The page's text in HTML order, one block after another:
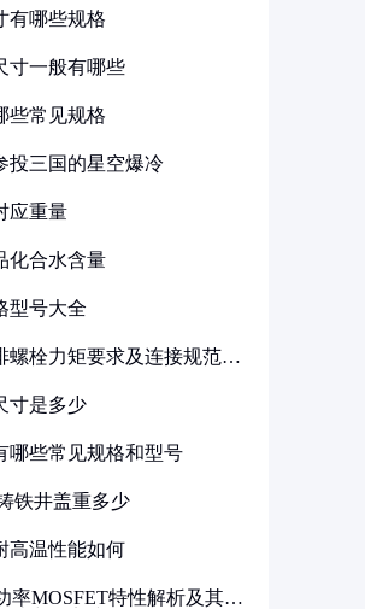
有哪些规格
寸一般有哪些
些常见规格
投三国的星空爆冷
应重量
化合水含量
型号大全
螺栓力矩要求及连接规范详
寸是多少
哪些常见规格和型号
铁井盖重多少
高温性能如何
率MOSFET特性解析及其在